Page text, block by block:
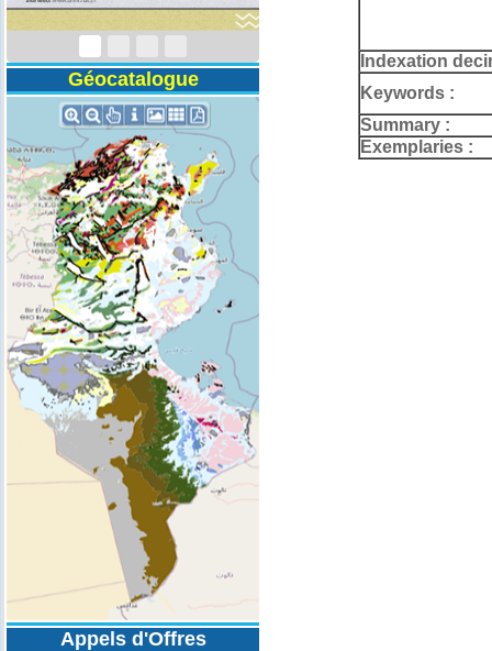
Géocatalogue
Appels d'Offres
Indexation
Keywords :
Summary :
Exemplaries :